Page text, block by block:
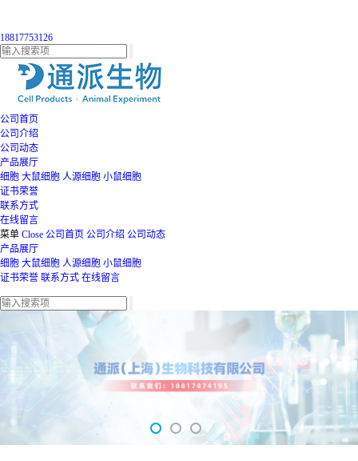
18817753126
公司首页
公司介绍
公司动态
产品展厅
细胞 大鼠细胞 人源细胞 小鼠细胞
证书荣誉
联系方式
在线留言
菜单 Close 公司首页 公司介绍 公司动态
产品展厅
细胞 大鼠细胞 人源细胞 小鼠细胞
证书荣誉 联系方式 在线留言